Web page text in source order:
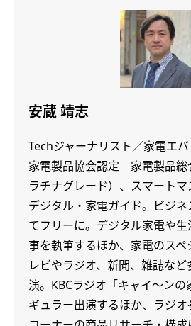
安蔵 靖志
Techジャーナリスト／家電エ
家電製品協会認定 家電製品総
ラチナグレード）、スマート
デジタル・家電ガイド。ビジ
てフリーに。デジタル家電や
事を執筆するほか、家電のス
レビやラジオ、新聞、雑誌な
演。KBCラジオ「キャイ～ン
ギュラー出演するほか、ラジ